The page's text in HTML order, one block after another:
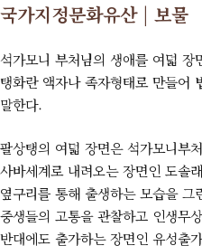
국가지정문화유산 | 보물
석가모니 부처님의 생애를 여덟
탱화란 액자나 족자형태로 만들어
말한다.
팔상탱의 여덟 장면은 석가모니부
사바세계로 내려오는 장면인 도솔
옆구리를 통해 출생하는 모습을
중생들의 고통을 관찰하고 인생무
반대에도 출가하는 장면인 유성출